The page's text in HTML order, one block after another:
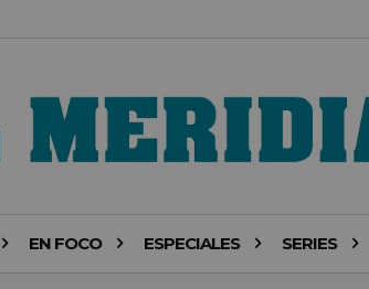
EN FOCO ESPECIALES SERIES